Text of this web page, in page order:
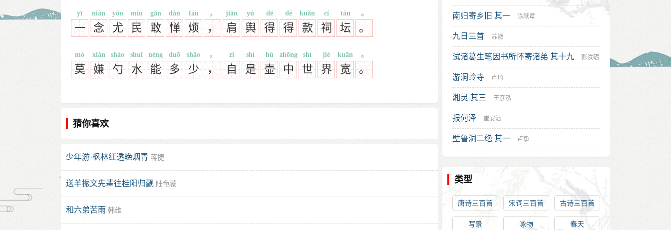
一
yī
念
niàn
尤
yóu
民
mín
敢
gǎn
惮
dàn
烦
fán
，
，
肩
jiān
舆
yú
得
dé
得
dé
款
kuǎn
祠
cí
坛
tán
。
。
莫
mò
嫌
xián
勺
sháo
水
shuǐ
能
néng
多
duō
少
shǎo
，
，
自
zì
是
shì
壶
hú
中
zhōng
世
shì
界
jiè
宽
kuān
。
。
猜你喜欢
少年游·枫林红透晚烟青 蒋捷
送羊振文先辈往桂阳归觐 陆龟蒙
和六弟苦雨 韩维
南归寄乡旧 其一 陈献章
九日三首 苏辙
试诸葛生笔因书所怀寄诸弟 其十九 彭汝砺
游洞岭寺 卢琦
湘灵 其三 王彦泓
报何泽 崔安潜
壁鲁洞二绝 其一 卢挚
类型
唐诗三百首 宋词三百首 古诗三百首
写景 咏物 春天